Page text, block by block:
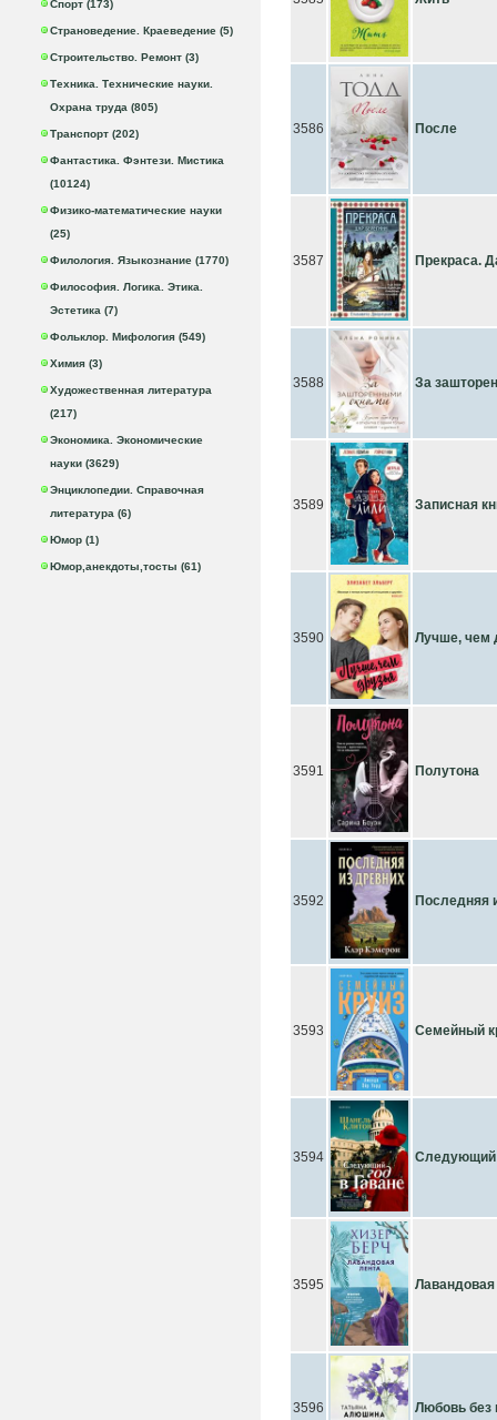
Спорт (173)
Страноведение. Краеведение (5)
Строительство. Ремонт (3)
Техника. Технические науки.
Охрана труда (805)
Транспорт (202)
Фантастика. Фэнтези. Мистика
(10124)
Физико-математические науки
(25)
Филология. Языкознание (1770)
Философия. Логика. Этика.
Эстетика (7)
Фольклор. Мифология (549)
Химия (3)
Художественная литература
(217)
Экономика. Экономические
науки (3629)
Энциклопедии. Справочная
литература (6)
Юмор (1)
Юмор,анекдоты,тосты (61)
3586 После
3587 Прекраса.
3588 За
3589 Записная
3590 Лучше, чем
3591 Полутона
3592 Последняя
3593 Семейный
3594 Следующий
3595 Лавандовая
3596 Любовь без